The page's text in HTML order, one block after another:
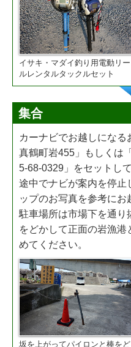
イサキ・マダイ釣り用電動リー
ルレンタルタックルセット
集合
カーナビでお越しにな
真鶴町岩455」もしくは
5-68-0329」をセットし
途中でナビが案内を停止
ップのお写真を参考にお
駐車場所は市場下を通り
をどかして正面の岩漁港
めてください。
坂を上がってパイロンと棒をど